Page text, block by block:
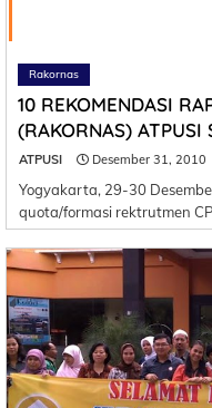
Rakornas
10 REKOMENDASI
(RAKORNAS) ATPUSI
ATPUSI Desember 31, 2010
Yogyakarta, 29-30
quota/formasi rektrutmen